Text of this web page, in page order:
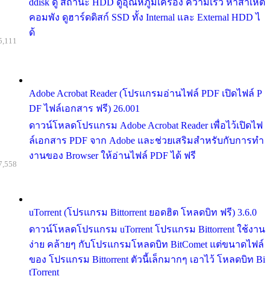
ddisk ดู สถานะ HDD ดูอุณหภูมิเครื่อง ความเร็ว หาสาเหต
คอมพัง ดูฮาร์ดดิสก์ SSD ทั้ง Internal และ External HDD ไ
ด้
Adobe Acrobat Reader (โปรแกรมอ่านไฟล์ PDF เปิดไฟล์ P
DF ไฟล์เอกสาร ฟรี) 26.001
ดาวน์โหลดโปรแกรม Adobe Acrobat Reader เพื่อไว้เปิดไฟ
ล์เอกสาร PDF จาก Adobe และช่วยเสริมสำหรับกับการทำ
งานของ Browser ให้อ่านไฟล์ PDF ได้ ฟรี
uTorrent (โปรแกรม Bittorrent ยอดฮิต โหลดบิท ฟรี) 3.6.0
ดาวน์โหลดโปรแกรม uTorrent โปรแกรม Bittorrent ใช้งาน
ง่าย คล้ายๆ กับโปรแกรมโหลดบิท BitComet แต่ขนาดไฟล์
ของ โปรแกรม Bittorrent ตัวนี้เล็กมากๆ เอาไว้ โหลดบิท Bi
tTorrent